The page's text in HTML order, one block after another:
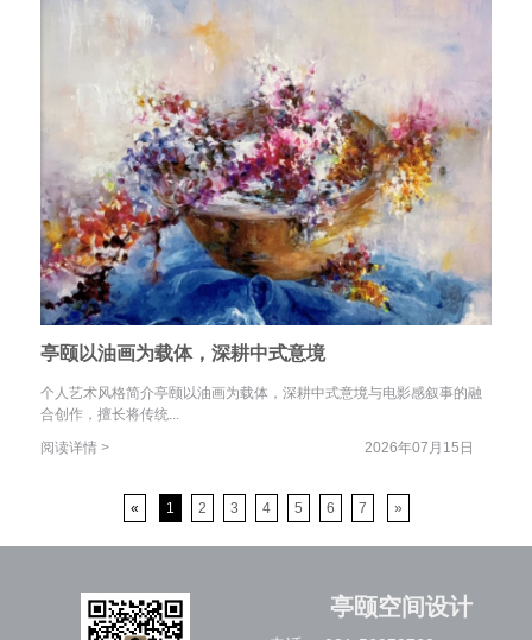
亭颐以油画为载体，深耕中式意境
个人艺术风格简介亭颐以油画为载体，深耕中式意境与电影感叙事的融
合创作，擅长将传统...
阅读详情 >
2026年07月15日
« 1 2 3 4 5 6 7 »
亭颐空间设计